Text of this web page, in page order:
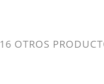
16 OTROS